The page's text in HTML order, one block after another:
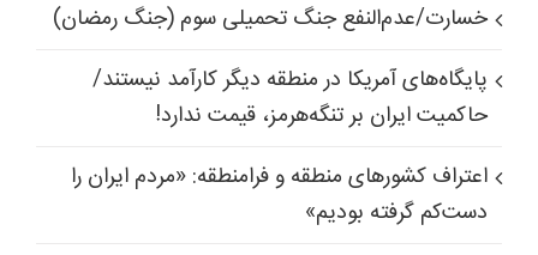
خسارت/عدم‌النفع جنگ تحمیلی سوم (جنگ رمضان)
پایگاه‌های آمریکا در منطقه دیگر کارآمد نیستند/
حاکمیت ایران بر تنگه‌هرمز، قیمت ندارد!
اعتراف کشورهای منطقه و فرامنطقه: «مردم ایران را
دست‌کم گرفته بودیم»